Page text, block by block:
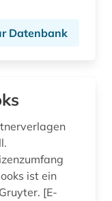
Datenbank
ist ein
[E-